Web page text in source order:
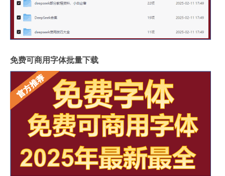
免费可商用字体批量下载